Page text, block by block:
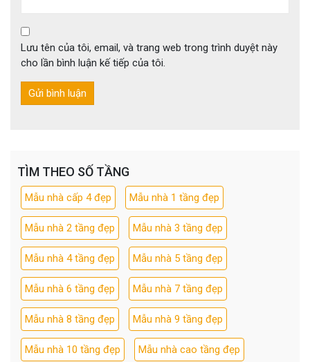
Lưu tên của tôi, email, và trang web trong trình duyệt này
cho lần bình luận kế tiếp của tôi.
TÌM THEO SỐ TẦNG
Mẫu nhà cấp 4 đẹp Mẫu nhà 1 tầng đẹp
Mẫu nhà 2 tầng đẹp Mẫu nhà 3 tầng đẹp
Mẫu nhà 4 tầng đẹp Mẫu nhà 5 tầng đẹp
Mẫu nhà 6 tầng đẹp Mẫu nhà 7 tầng đẹp
Mẫu nhà 8 tầng đẹp Mẫu nhà 9 tầng đẹp
Mẫu nhà 10 tầng đẹp Mẫu nhà cao tầng đẹp